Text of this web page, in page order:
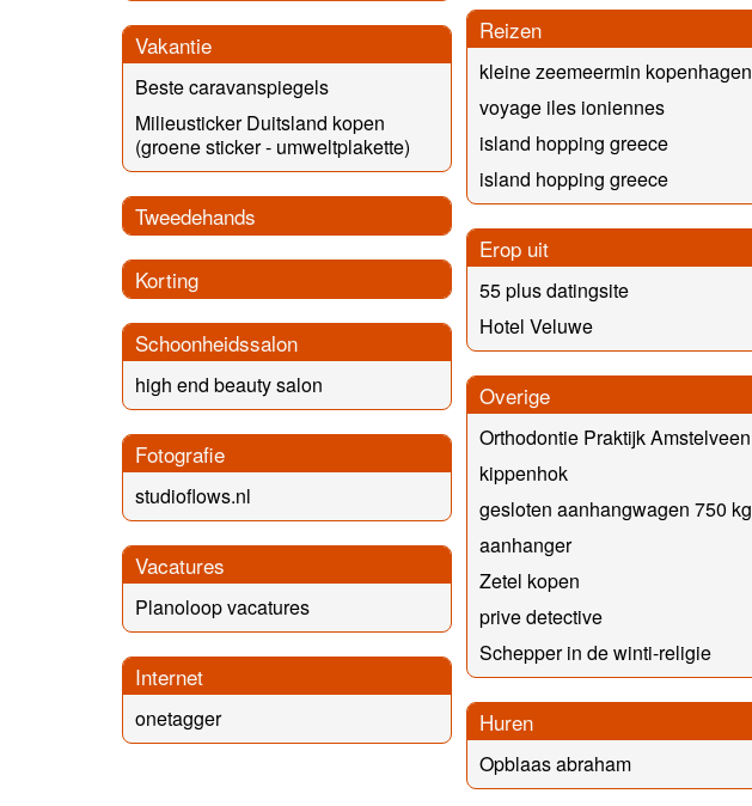
Vakantie
Beste caravanspiegels
Milieusticker Duitsland kopen
(groene sticker - umweltplakette)
Tweedehands
Korting
Schoonheidssalon
high end beauty salon
Fotografie
studioflows.nl
Vacatures
Planoloop vacatures
Internet
onetagger
Reizen
kleine zeemeermin kopenhagen
voyage iles ioniennes
island hopping greece
island hopping greece
Erop uit
55 plus datingsite
Hotel Veluwe
Overige
Orthodontie Praktijk Amstelveen
kippenhok
gesloten aanhangwagen 750 kg
aanhanger
Zetel kopen
prive detective
Schepper in de winti-religie
Huren
Opblaas abraham